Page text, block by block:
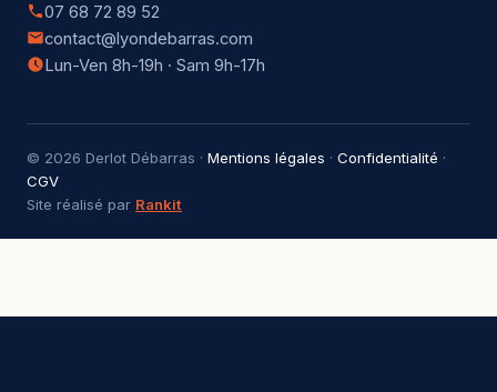
07 68 72 89 52
contact@lyondebarras.com
Lun-Ven 8h-19h · Sam 9h-17h
© 2026 Derlot Débarras · Mentions légales · Confidentialité ·
CGV
Site réalisé par Rankit